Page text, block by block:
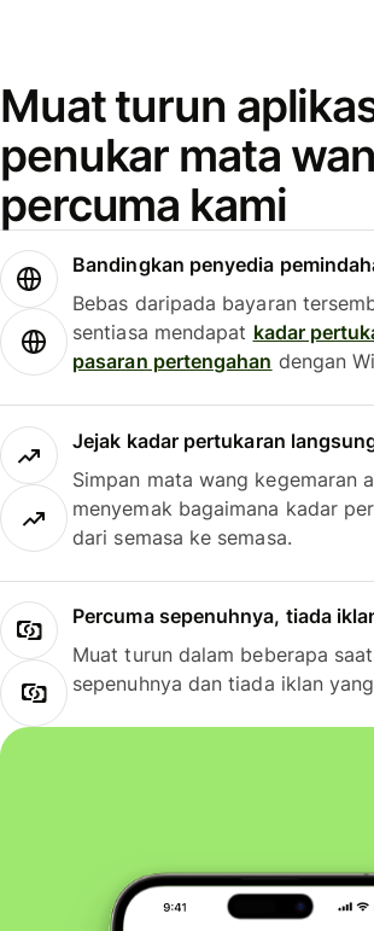
Muat turun
penukar mata
percuma kami
Bandingkan penyedia
Bebas daripada bayaran
sentiasa mendapat kadar
pasaran pertengahan dengan
Jejak kadar pertukaran
Simpan mata wang kegemaran
menyemak bagaimana kadar
dari semasa ke semasa.
Percuma sepenuhnya, tiada
Muat turun dalam beberapa
sepenuhnya dan tiada iklan